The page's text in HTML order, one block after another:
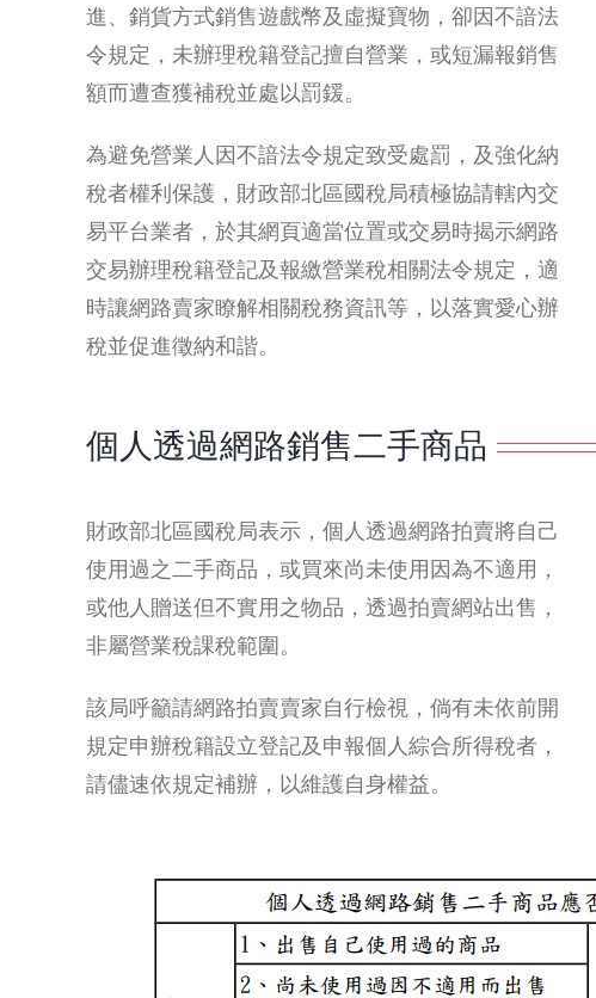
進、銷貨方式銷售遊戲幣及虛擬寶物，卻因不諳法
令規定，未辦理稅籍登記擅自營業，或短漏報銷售
額而遭查獲補稅並處以罰鍰。
為避免營業人因不諳法令規定致受處罰，及強化納
稅者權利保護，財政部北區國稅局積極協請轄內交
易平台業者，於其網頁適當位置或交易時揭示網路
交易辦理稅籍登記及報繳營業稅相關法令規定，適
時讓網路賣家瞭解相關稅務資訊等，以落實愛心辦
稅並促進徵納和諧。
個人透過網路銷售二手商品
財政部北區國稅局表示，個人透過網路拍賣將自己
使用過之二手商品，或買來尚未使用因為不適用，
或他人贈送但不實用之物品，透過拍賣網站出售，
非屬營業稅課稅範圍。
該局呼籲請網路拍賣賣家自行檢視，倘有未依前開
規定申辦稅籍設立登記及申報個人綜合所得稅者，
請儘速依規定補辦，以維護自身權益。